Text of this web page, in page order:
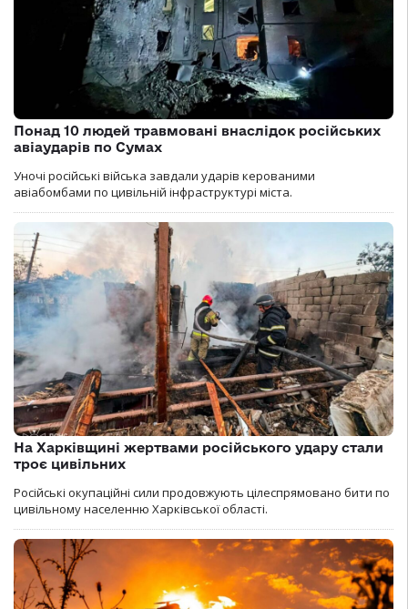
Понад 10 людей травмовані внаслідок російських
авіаударів по Сумах
Уночі російські війська завдали ударів керованими
авіабомбами по цивільній інфраструктурі міста.
На Харківщині жертвами російського удару стали
троє цивільних
Російські окупаційні сили продовжують цілеспрямовано бити по
цивільному населенню Харківської області.